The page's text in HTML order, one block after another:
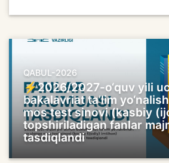
QABUL-2026
⚡️2026/2027-o‘quv yili
bakalavriat ta’lim
mos test sinovi (kasbiy
topshiriladigan fanlar
tasdiqlandi